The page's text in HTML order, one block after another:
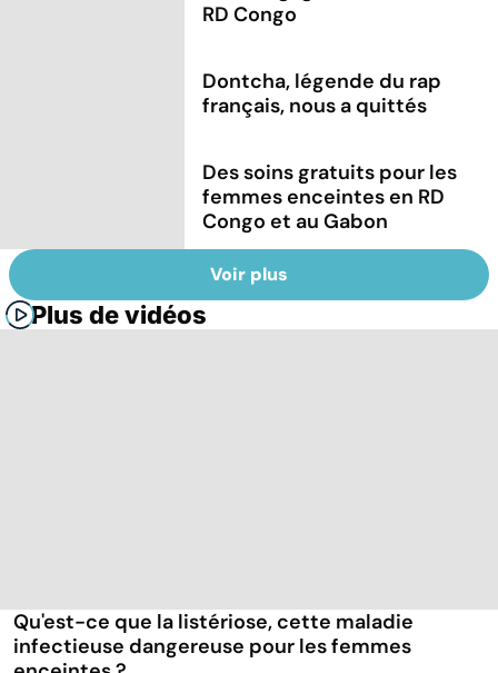
RD Congo
Dontcha, légende du rap
français, nous a quittés
Des soins gratuits pour les
femmes enceintes en RD
Congo et au Gabon
Voir plus
Plus de vidéos
Qu'est-ce que la listériose, cette maladie
infectieuse dangereuse pour les femmes